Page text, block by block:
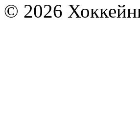
© 2026